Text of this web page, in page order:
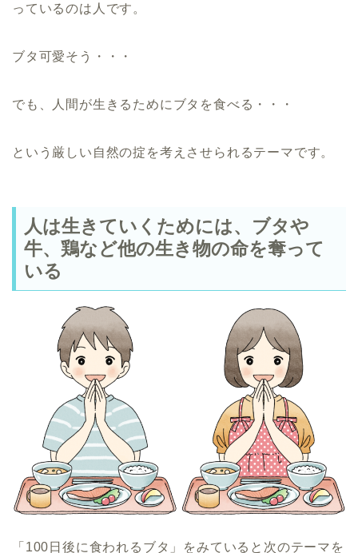
っているのは人です。
ブタ可愛そう・・・
でも、人間が生きるためにブタを食べる・・・
という厳しい自然の掟を考えさせられるテーマです。
人は生きていくためには、ブタや
牛、鶏など他の生き物の命を奪って
いる
「100日後に食われるブタ」をみていると次のテーマを